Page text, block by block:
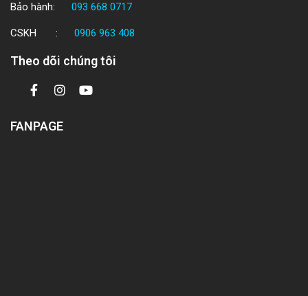
Bảo hành: 093 668 0717
CSKH : 0906 963 408
Theo dõi chúng tôi
FANPAGE